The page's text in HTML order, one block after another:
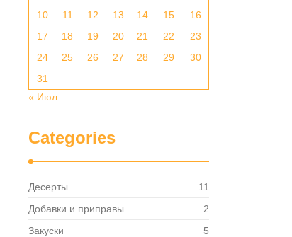
10
11 12 13 14 15
16
17
18 19 20 21 22
23
24
25 26 27 28 29
30
31
« Июл
Categories
Десерты
11
Добавки и приправы
2
Закуски
5